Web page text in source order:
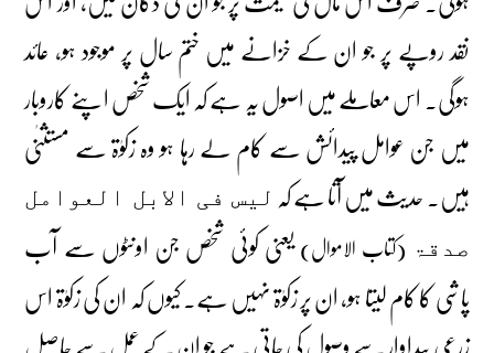
نقد روپے پر جو ان کے خزانے میں ختم سال پر موجود ہو، عائد
ہوگی۔ اس معاملے میں اصول یہ ہے کہ ایک شخص اپنے کاروبار
میں جن عوامل پیدائش سے کام لے رہا ہو وہ زکوٰۃ سے مستثنٰی
ہیں۔ حدیث میں آتا ہے کہ لیس فی الابل العوامل
صدقۃ (کتاب الاموال)یعنی کوئی شخص جن اونٹوں سے آب
پاشی کا کام لیتا ہو، ان پر زکوٰۃ نہیں ہے۔ کیوں کہ ان کی زکوٰۃ اس